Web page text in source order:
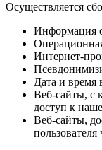
Осуществляется
Информация
Интернет-
Дата и время
Веб-сайты, с
доступ к
Веб-сайты,